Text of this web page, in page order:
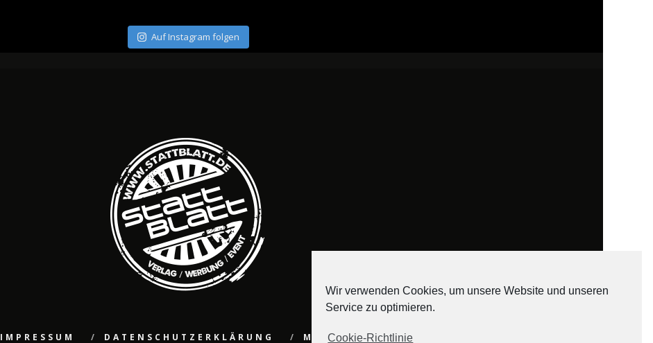
Auf Instagram folgen
IMPRESSUM DATENSCHUTZERKLÄRUNG MEDIADATEN
Wir verwenden Cookies, um unsere Website und unseren
Service zu optimieren.
Cookie-Richtlinie